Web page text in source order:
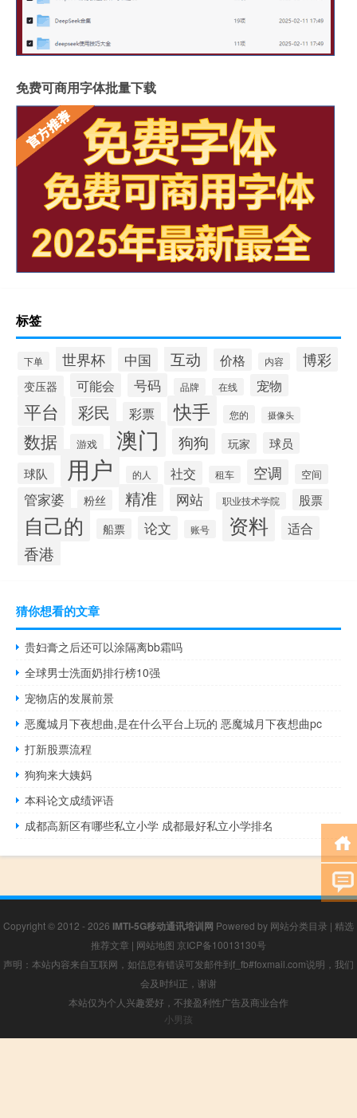
免费可商用字体批量下载
标签
下单 世界杯 中国 互动 价格 内容 博彩
变压器 可能会 号码 品牌 在线 宠物
平台 彩民 彩票 快手 您的 摄像头
数据 游戏 澳门 狗狗 玩家
球员
球队
用户 的人 社交 租车 空调 空间
管家婆 粉丝 精准 网站 职业技术学院 股票
自己的 船票 论文 账号 资料 适合
香港
猜你想看的文章
贵妇膏之后还可以涂隔离bb霜吗
全球男士洗面奶排行榜10强
宠物店的发展前景
恶魔城月下夜想曲,是在什么平台上玩的 恶魔城月下夜想曲pc
打新股票流程
狗狗来大姨妈
本科论文成绩评语
成都高新区有哪些私立小学 成都最好私立小学排名
Copyright © 2012 - 2026 IMTI-5G移动通讯培训网 Powered by 网站分类目录 | 精选
推荐文章 | 网站地图 京ICP备10013130号
声明：本站内容来自互联网，如信息有错误可发邮件到f_fb#foxmail.com说明，我们
会及时纠正，谢谢
本站仅为个人兴趣爱好，不接盈利性广告及商业合作
小男孩